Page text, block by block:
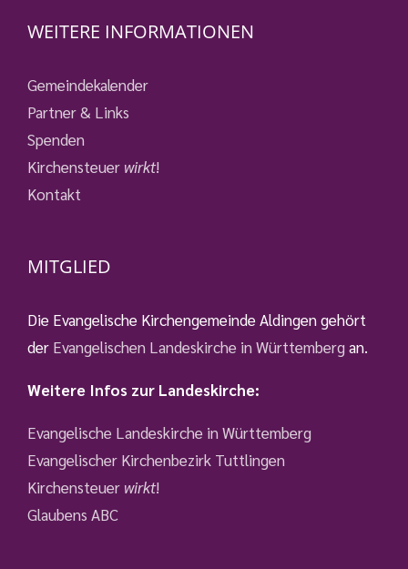
WEITERE INFORMATIONEN
Gemeindekalender
Partner & Links
Spenden
Kirchensteuer wirkt!
Kontakt
MITGLIED
Die Evangelische Kirchengemeinde Aldingen gehört
der Evangelischen Landeskirche in Württemberg an.
Weitere Infos zur Landeskirche:
Evangelische Landeskirche in Württemberg
Evangelischer Kirchenbezirk Tuttlingen
Kirchensteuer wirkt!
Glaubens ABC